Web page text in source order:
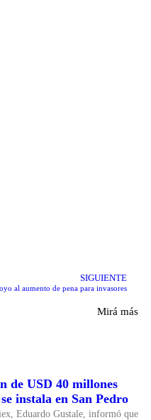
SIGUIENTE
al aumento de pena para invasores
Mirá más
de USD 40 millones
instala en San Pedro
Eduardo Gustale, informó que